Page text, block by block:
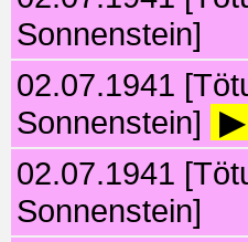
Sonnenstein]
02.07.1941
Sonnenstein] ▶
02.07.1941
Sonnenstein]